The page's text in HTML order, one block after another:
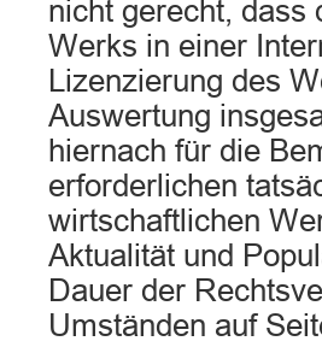
nicht gerecht, dass
Werks in einer
Lizenzierung des
Auswertung
hiernach für die
erforderlichen
wirtschaftlichen
Aktualität und
Dauer der
Umständen auf